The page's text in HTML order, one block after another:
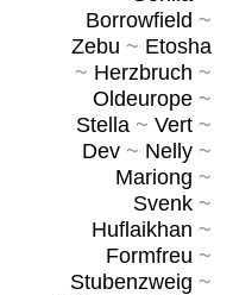
Borrowfield ~
Zebu ~ Etosha
~ Herzbruch ~
Oldeurope~
Stella~ Vert~
Dev~ Nelly~
Mariong ~
Svenk~
Huflaikhan ~
Formfreu ~
Stubenzweig ~